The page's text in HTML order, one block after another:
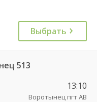
Выбрать
513
13:10
Воротынец пгт АВ